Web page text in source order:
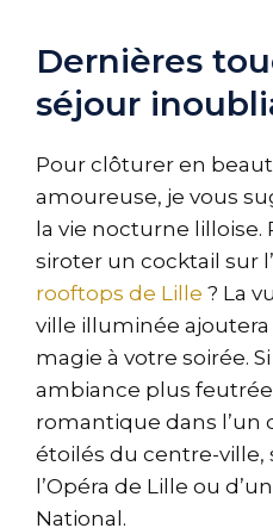
Dernières
séjour
Pour clôturer en
amoureuse, je vous
la vie nocturne lilloise.
siroter un cocktail sur
rooftops de Lille ? La
ville illuminée
magie à votre soirée.
ambiance plus
romantique dans l’un
étoilés du centre-ville,
l’Opéra de Lille ou
National.